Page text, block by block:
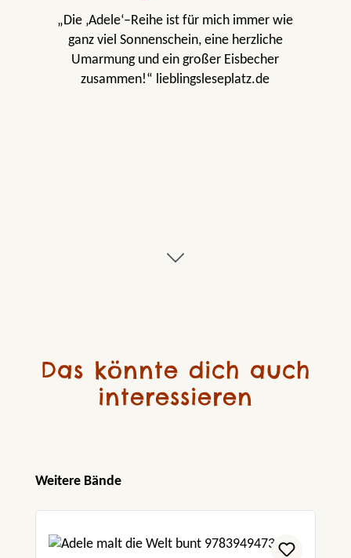
„Die ‚Adele‘–Reihe ist für mich immer wie
ganz viel Sonnenschein, eine herzliche
Umarmung und ein großer Eisbecher
zusammen!“ lieblingsleseplatz.de
Das könnte dich auch
interessieren
Produktgalerie überspringen
Weitere Bände